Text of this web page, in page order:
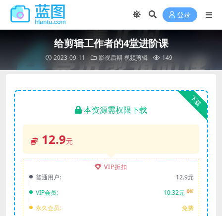
登录
给剪辑工作者的4堂进阶课
2023-09-11 影视后期视频剪辑 149
下载
本资源需权限下载
12.9元
VIP折扣
普通用户:
12.9元
VIP会员:
10.32元 8折
永久会员: 免费